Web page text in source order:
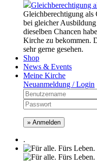
Gleichberechtigung
Gleichberechtigung als
bei gleicher
dieselben Chancen
Kirche zu bekommen.
sehr gerne gesehen.
Shop
News & Events
Meine Kirche
Neuanmeldung / Login
» Anmelden
.